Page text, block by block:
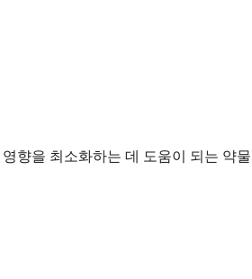
향을 최소화하는 데 도움이 되는 약